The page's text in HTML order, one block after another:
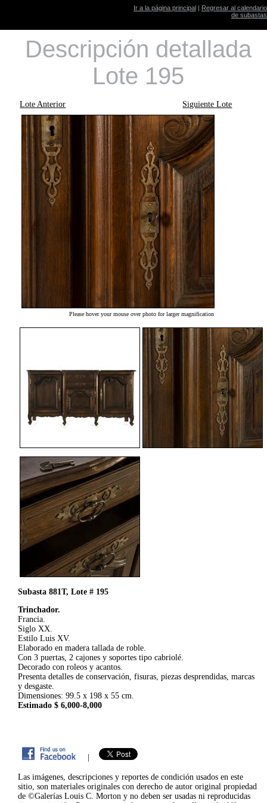
Ir a la página principal | Regresar al calendario
de subastas
Descripción detallada
Lote 195
Lote Anterior Siguiente Lote
Please hover your mouse over photo for larger magnification
Subasta 881T, Lote # 195
Trinchador.
Francia.
Siglo XX.
Estilo Luis XV.
Elaborado en madera tallada de roble.
Con 3 puertas, 2 cajones y soportes tipo cabriolé.
Decorado con roleos y acantos.
Presenta detalles de conservación, fisuras, piezas desprendidas, marcas
y desgaste.
Dimensiones: 99.5 x 198 x 55 cm.
Estimado $ 6,000-8,000
|
Las imágenes, descripciones y reportes de condición usados en este
sitio, son materiales originales con derecho de autor original propiedad
de ©Galerías Louis C. Morton y no deben ser usadas ni reproducidas